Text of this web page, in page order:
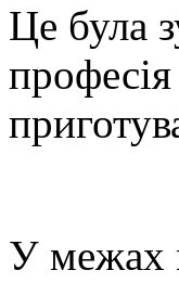
Це була
У межах